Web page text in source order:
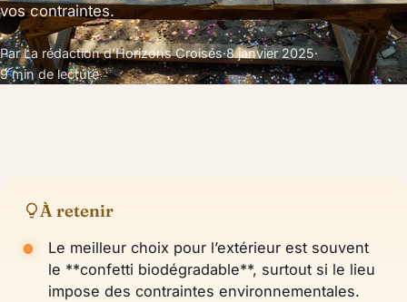
vos contraintes.
Par La rédaction d’Horizons Croisés·8 janvier 2025·
9 min de lecture
À retenir
Le meilleur choix pour l’extérieur est souvent
le **confetti biodégradable**, surtout si le lieu
impose des contraintes environnementales.